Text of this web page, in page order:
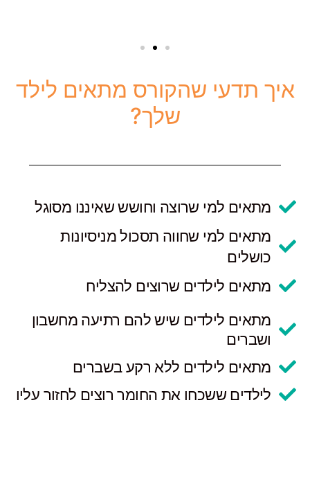
איך תדעי שהקורס מתאים לילד
שלך?
מתאים למי שרוצה וחושש שאיננו מסוגל
מתאים למי שחווה תסכול מניסיונות
כושלים
מתאים לילדים שרוצים להצליח
מתאים לילדים שיש להם רתיעה מחשבון
ושברים
מתאים לילדים ללא רקע בשברים
לילדים ששכחו את החומר רוצים לחזור עליו